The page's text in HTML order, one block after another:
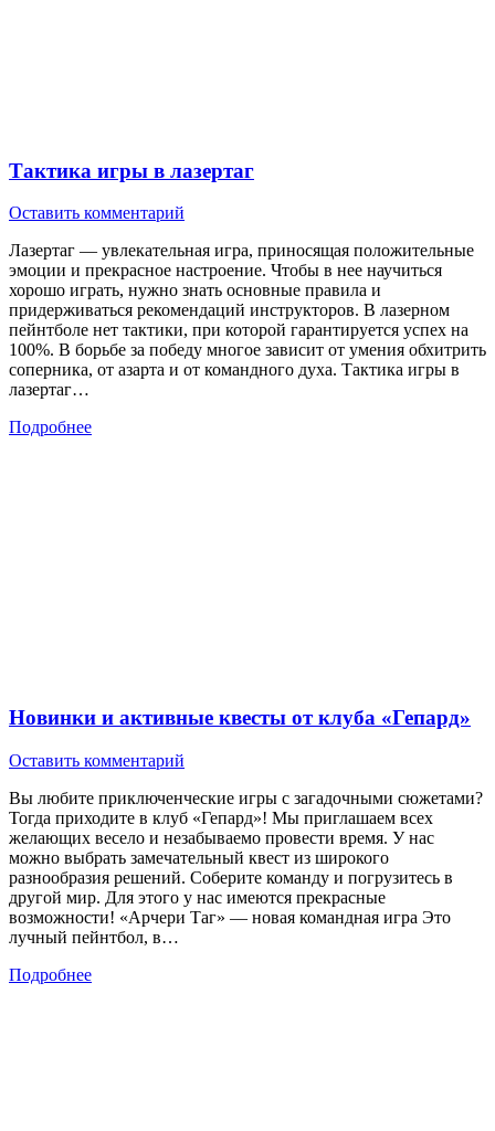
Тактика игры в лазертаг
Оставить комментарий
Лазертаг — увлекательная игра, приносящая положительные
эмоции и прекрасное настроение. Чтобы в нее научиться
хорошо играть, нужно знать основные правила и
придерживаться рекомендаций инструкторов. В лазерном
пейнтболе нет тактики, при которой гарантируется успех на
100%. В борьбе за победу многое зависит от умения обхитрить
соперника, от азарта и от командного духа. Тактика игры в
лазертаг…
Подробнее
Новинки и активные квесты от клуба «Гепард»
Оставить комментарий
Вы любите приключенческие игры с загадочными сюжетами?
Тогда приходите в клуб «Гепард»! Мы приглашаем всех
желающих весело и незабываемо провести время. У нас
можно выбрать замечательный квест из широкого
разнообразия решений. Соберите команду и погрузитесь в
другой мир. Для этого у нас имеются прекрасные
возможности! «Арчери Таг» — новая командная игра Это
лучный пейнтбол, в…
Подробнее